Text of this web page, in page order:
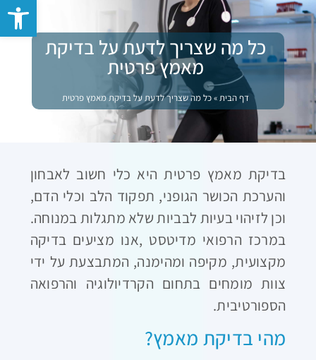
פתח
כל מה שצריך לדעת על בדיקת
מאמץ פרטית
דף הבית»כל מה שצריך לדעת על בדיקת מאמץ פרטית
בדיקת מאמץ פרטית היא כלי חשוב לאבחון
והערכת הכושר הגופני, תפקוד הלב וכלי הדם,
וכן לזיהוי בעיות לבביות שלא מתגלות במנוחה.
במרכז הרפואי מדיטסט ,אנו מציעים בדיקה
מקצועית, מקיפה ומהימנה, המתבצעת על ידי
צוות מומחים בתחום הקרדיולוגיה והרפואה
הספורטיבית.
מהי בדיקת מאמץ?